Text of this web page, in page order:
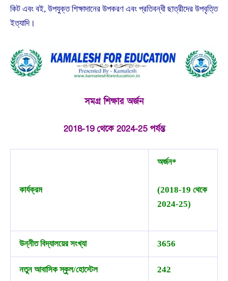
কিট এবং বই, উপযুক্ত শিক্ষাদানের উপকরণ এবং প্রতিবন্ধী ছাত্রীদের উপবৃত্তি
ইত্যাদি।
সমগ্র শিক্ষার অর্জন
2018-19 থেকে 2024-25 পর্যন্ত
কার্যক্রম
অর্জন*
(2018-19 থেকে
2024-25)
উন্নীত বিদ্যালয়ের সংখ্যা 3656
নতুন আবাসিক স্কুল/হোস্টেল 242